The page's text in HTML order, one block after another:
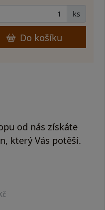
ks
Do košíku
od nás získáte
který Vás potěší.